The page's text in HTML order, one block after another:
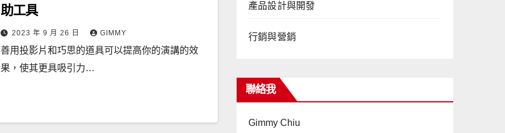
助工具
2023 年 9 月 26 日 GIMMY
善用投影片和巧思的道具可以提高你的演講的效
果，使其更具吸引力…
產品設計與開發
行銷與營銷
聯絡我
Gimmy Chiu